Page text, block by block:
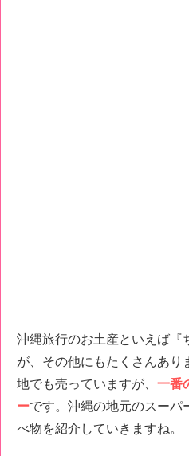
沖縄旅行のお土産といえば『
が、その他にもたくさんあり
地でも売っていますが、 一番
ーです。沖縄の地元のスーパ
べ物を紹介していきますね。